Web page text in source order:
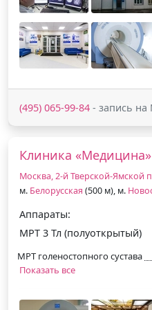
(495) 065-99-84 - запись
Клиника «Медицина»
Москва, 2-й Тверской-Ямской
м. Белорусская (500 м), м.
Аппараты:
МРТ 3 Тл (полуоткрытый)
МРТ голеностопного сустава
Показать все